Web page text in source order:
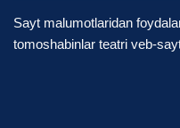
Sayt malumotlaridan
tomoshabinlar teatri veb-